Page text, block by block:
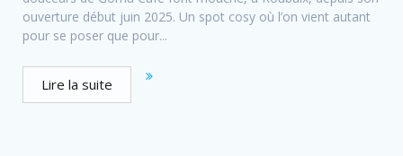
ouverture début juin 2025. Un spot cosy où l’on vient autant
pour se poser que pour...
Lire la suite